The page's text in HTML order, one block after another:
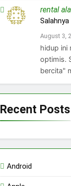
rental
August 3,
hidup ini
optimis.
bercita"
Recent Posts
Android